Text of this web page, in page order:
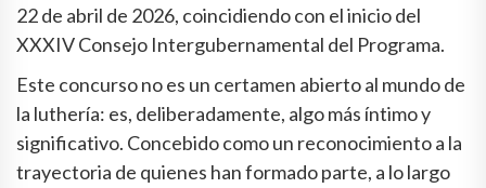
22 de abril de 2026, coincidiendo con el inicio del
XXXIV Consejo Intergubernamental del Programa.
Este concurso no es un certamen abierto al mundo de
la luthería: es, deliberadamente, algo más íntimo y
significativo. Concebido como un reconocimiento a la
trayectoria de quienes han formado parte, a lo largo